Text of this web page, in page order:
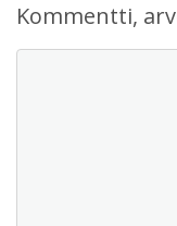
Kommentti,